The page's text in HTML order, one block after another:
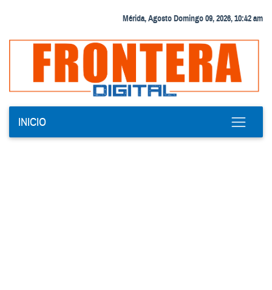
Mérida, Agosto Domingo 09, 2026, 10:42 am
INICIO